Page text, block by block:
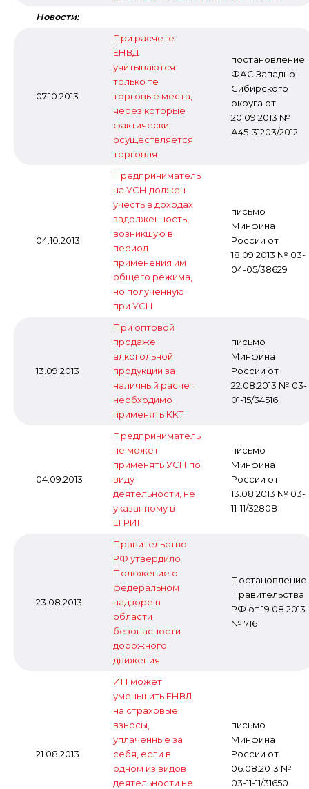
Новости:
07.10.2013
При расчете
ЕНВД
учитываются
только те
торговые места,
через которые
фактически
осуществляется
торговля
постановление
ФАС Западно-
Сибирского
округа от
20.09.2013 №
А45-31203/2012
04.10.2013
Предприниматель
на УСН должен
учесть в доходах
задолженность,
возникшую в
период
применения им
общего режима,
но полученную
при УСН
письмо
Минфина
России от
18.09.2013 № 03-
04-05/38629
13.09.2013
При оптовой
продаже
алкогольной
продукции за
наличный расчет
необходимо
применять ККТ
письмо
Минфина
России от
22.08.2013 № 03-
01-15/34516
04.09.2013
Предприниматель
не может
применять УСН по
виду
деятельности, не
указанному в
ЕГРИП
письмо
Минфина
России от
13.08.2013 № 03-
11-11/32808
23.08.2013
Правительство
РФ утвердило
Положение о
федеральном
надзоре в
области
безопасности
дорожного
движения
Постановление
Правительства
РФ от 19.08.2013
№ 716
21.08.2013
ИП может
уменьшить ЕНВД
на страховые
взносы,
уплаченные за
себя, если в
одном из видов
деятельности не
письмо
Минфина
России от
06.08.2013 №
03-11-11/31650